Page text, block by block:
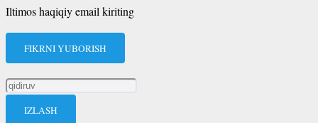
Iltimos haqiqiy email kiriting
FIKRNI YUBORISH
Qidirshish: